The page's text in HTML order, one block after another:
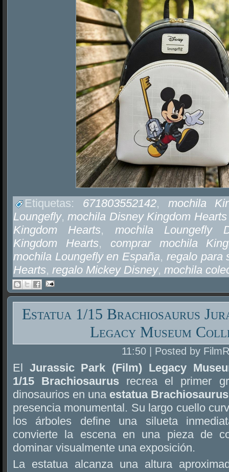
Etiquetas: 671803552142, mochila
Loungefly,mochila Disney Kingdom
Kingdom Hearts, mochila Loungefly
Kingdom Hearts, comprar mochila
mochila Loungefly en España, regalo para
Hearts, regalo Mickey Disney, mochila
Estatua 1/15 Brachiosaurus
Legacy Museum
11:50 | Posted by
El Jurassic Park (Film) Legacy
1/15 Brachiosaurus recrea el primer
dinosaurios en una estatua
presencia monumental. Su largo cuello
los árboles define una silueta
convierte la escena en una pieza de
dominar visualmente una exposición.
La estatua alcanza una altura